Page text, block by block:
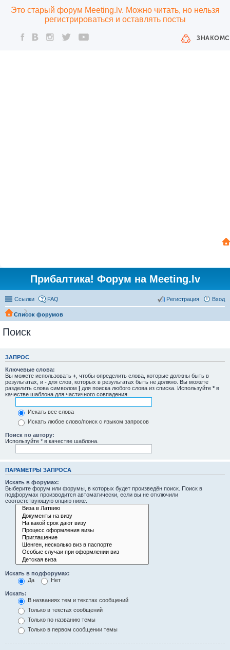
Это старый форум Meeting.lv. Можно читать, но нельзя
регистрироваться и оставлять посты
Прибалтика! Форум на Meeting.lv
Ссылки FAQ Вход
Регистрация
Список форумов
Поиск
ЗАПРОС
Ключевые слова:
Вы можете использовать + , чтобы определить слова, которые должны быть в
результатах, и - для слов, которых в результатах быть не должно. Вы можете
разделить слова символом | для поиска любого слова из списка. Используйте * в
качестве шаблона для частичного совпадения.
Искать все слова
Искать любое слово/поиск с языком запросов
Поиск по автору:
Используйте * в качестве шаблона.
ПАРАМЕТРЫ ЗАПРОСА
Искать в форумах:
Выберите форум или форумы, в которых будет произведён поиск. Поиск в
подфорумах производится автоматически, если вы не отключили
соответствующую опцию ниже.
Искать в подфорумах:
Да
Нет
Искать:
В названиях тем и текстах сообщений
Только в текстах сообщений
Только по названию темы
Только в первом сообщении темы